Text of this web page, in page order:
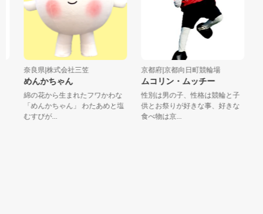
奈良県|株式会社三笠
めんかちゃん
綿の花から生まれたフワかわな
「めんかちゃん」 わたあめと塩
むすびが...
京都府|京都向日町競輪場
ムコリン・ムッチー
性別は男の子、性格は競輪と子
供とお祭りが好きな事、好きな
食べ物は京...